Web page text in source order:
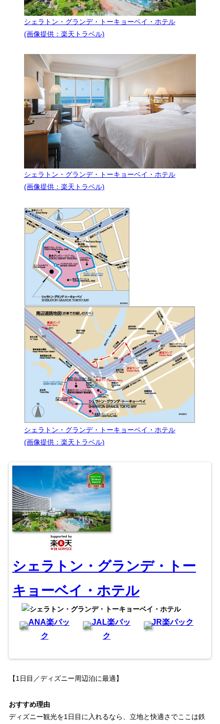
シェラトン・グランデ・トーキョーベイ・ホテル
(画像提供：楽天トラベル)
シェラトン・グランデ・トーキョーベイ・ホテル
(画像提供：楽天トラベル)
シェラトン・グランデ・トーキョーベイ・ホテル
(画像提供：楽天トラベル)
シェラトン・グランデ・トー
キョーベイ・ホテル
ANA楽パッ
ク
JAL楽パッ
ク
JR楽パック
【1日目／ディズニー周辺泊に最適】
おすすめ理由
ディズニー観光を1日目に入れるなら、立地と快適さでここは鉄